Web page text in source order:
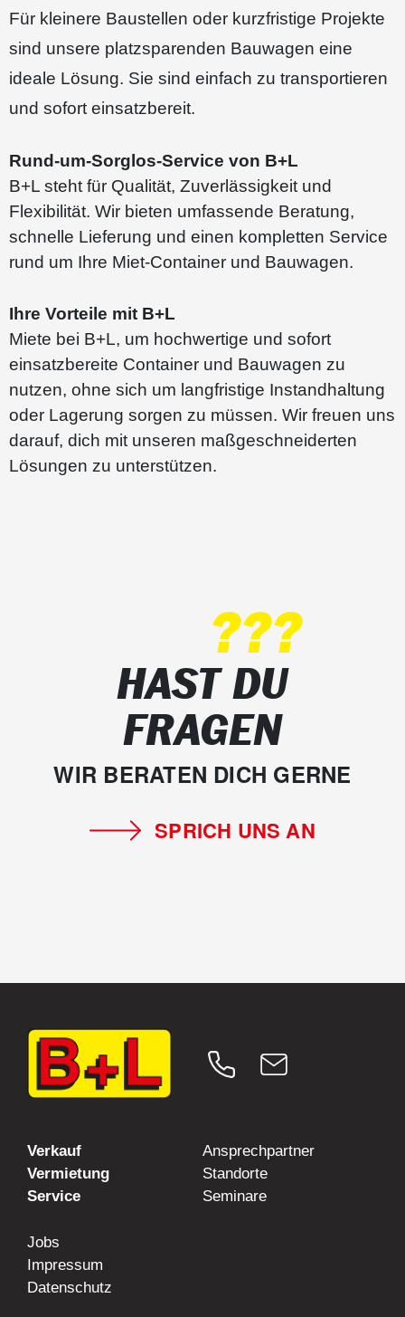
Für kleinere Baustellen oder kurzfristige Projekte
sind unsere platzsparenden Bauwagen eine
ideale Lösung. Sie sind einfach zu transportieren
und sofort einsatzbereit.
Rund-um-Sorglos-Service von B+L
B+L steht für Qualität, Zuverlässigkeit und
Flexibilität. Wir bieten umfassende Beratung,
schnelle Lieferung und einen kompletten Service
rund um Ihre Miet-Container und Bauwagen.
Ihre Vorteile mit B+L
Miete bei B+L, um hochwertige und sofort
einsatzbereite Container und Bauwagen zu
nutzen, ohne sich um langfristige Instandhaltung
oder Lagerung sorgen zu müssen. Wir freuen uns
darauf, dich mit unseren maßgeschneiderten
Lösungen zu unterstützen.
???
HAST DU
FRAGEN
WIR BERATEN DICH GERNE
SPRICH UNS AN
Verkauf
Vermietung
Service
Ansprechpartner
Standorte
Seminare
Jobs
Impressum
Datenschutz